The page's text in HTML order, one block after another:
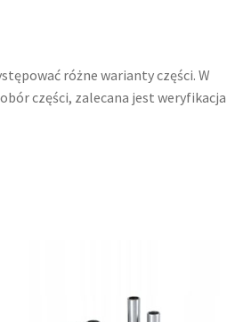
różne warianty części. W
części, zalecana jest weryfikacja